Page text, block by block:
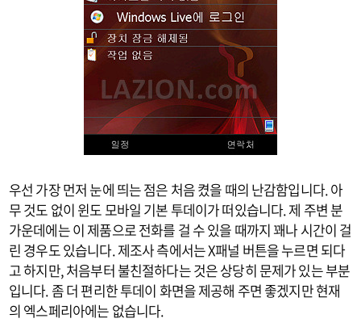
우선 가장 먼저 눈에 띄는 점은 처음 켰을 때의 난감함입니다. 아
무 것도 없이 윈도 모바일 기본 투데이가 떠있습니다. 제 주변 분
가운데에는 이 제품으로 전화를 걸 수 있을 때까지 꽤나 시간이 걸
린 경우도 있습니다. 제조사 측에서는 X패널 버튼을 누르면 되다
고 하지만, 처음부터 불친절하다는 것은 상당히 문제가 있는 부분
입니다. 좀 더 편리한 투데이 화면을 제공해 주면 좋겠지만 현재
의 엑스페리아에는 없습니다.